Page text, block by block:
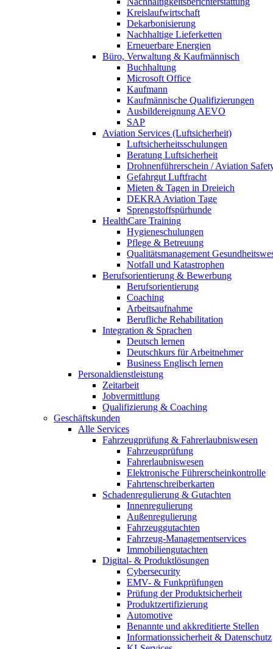
Kreislaufwirtschaft
Dekarbonisierung
Nachhaltige Lieferketten
Erneuerbare Energien
Büro, Verwaltung & Kaufmännisch
Buchhaltung
Microsoft Office
Kaufmann
Kaufmännische Qualifizierungen
Ausbildereignung AEVO
SAP
Aviation Services (Luftsicherheit)
Luftsicherheitsschulungen
Beratung Luftsicherheit
Drohnenführerschein / Aviation
Gefahrgut Luftfracht
Mieten & Tagen in Dreieich
DEKRA Aviation Tage
Sprengstoffspürhunde
HealthCare Training
Hygieneschulungen
Pflege & Betreuung
Qualitätsmanagement
Notfall und Katastrophen
Berufsorientierung & Bewerbung
Berufsorientierung
Coaching
Arbeitsaufnahme
Berufliche Rehabilitation
Integration & Sprachen
Deutsch lernen
Deutschkurs für Arbeitnehmer
Business Englisch lernen
Personaldienstleistung
Zeitarbeit
Jobvermittlung
Qualifizierung & Coaching
Geschäftskunden
Alle Services
Fahrzeugprüfung & Fahrerlaubniswesen
Fahrzeugprüfung
Fahrerlaubniswesen
Elektronische Führerscheinkontrolle
Fahrtenschreiberkarten
Schadenregulierung & Gutachten
Innenregulierung
Außenregulierung
Fahrzeuggutachten
Fahrzeug-Managementservices
Immobiliengutachten
Digital- & Produktlösungen
Cybersecurity
EMV- & Funkprüfungen
Prüfung der Produktsicherheit
Produktzertifizierung
Automotive
Benannte und akkreditierte Stellen
Informationssicherheit & Datenschutz